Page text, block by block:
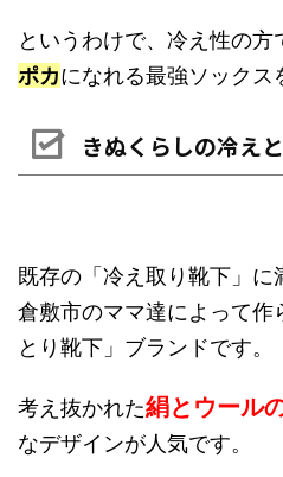
というわけで、冷え性の方
ポカになれる最強ソックス
きぬくらしの冷え
既存の「冷え取り靴下」
倉敷市のママ達によって作
とり靴下」ブランドです。
考え抜かれた絹とウール
なデザインが人気です。